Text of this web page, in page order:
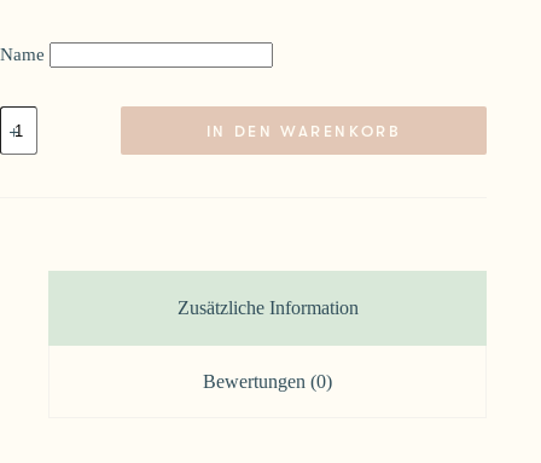
Name
Knistertuch
Minzpunkt
personalisierbar
IN DEN WARENKORB
Zusätzliche Information
Bewertungen (0)